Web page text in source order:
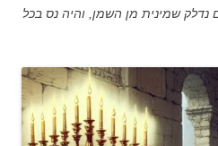
נדלק שמינית מן השמן, והיה נס בכל